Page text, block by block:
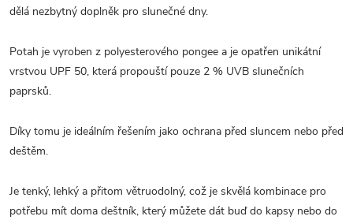
dělá nezbytný doplněk pro slunečné dny.
Potah je vyroben z polyesterového pongee a je opatřen unikátní
vrstvou UPF 50, která propouští pouze 2 % UVB slunečních
paprsků.
Díky tomu je ideálním řešením jako ochrana před sluncem nebo před
deštěm.
Je tenký, lehký a přitom větruodolný, což je skvělá kombinace pro
potřebu mít doma deštník, který můžete dát buď do kapsy nebo do